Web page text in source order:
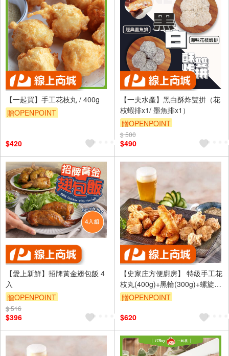
【一起買】手工花枝丸 / 400g
贈OPENPOINT
$420
【一夫水產】黑白酥炸雙拼（花
枝蝦排x1/ 墨魚排x1）
贈OPENPOINT
訂單滿999享95折
$ 500
$490
【愛上新鮮】招牌黃金翅包飯 4
入
贈OPENPOINT
訂單滿1499享9折
$ 516
$396
【史家庄方便廚房】 特級手工花
枝丸(400g)+黑輪(300g)+螺旋丸
(300g) 。氣炸鍋必備 下酒菜最
贈OPENPOINT
$620